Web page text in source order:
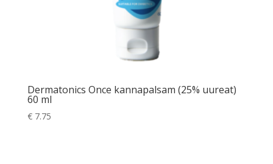
Dermatonics Once kannapalsam (25% uureat)
60 ml
€7.75